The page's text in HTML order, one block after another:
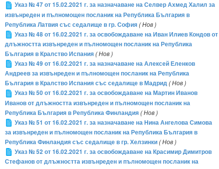
Указ № 47 от 15.02.2021 г. за назначаване на Селвер Ахмед Халил за
извънреден и пълномощен посланик на Република България в
Република Латвия със седалище в гр. София( Нов )
Указ № 48 от 16.02.2021 г. за освобождаване на Иван Илиев Кондов от
длъжността извънреден и пълномощен посланик на Република
България в Кралство Испания( Нов )
Указ № 49 от 16.02.2021 г. за назначаване на Алексей Еленков
Андреев за извънреден и пълномощен посланик на Република
България в Кралство Испания със седалище в Мадрид( Нов )
Указ № 50 от 16.02.2021 г. за освобождаване на Мартин Иванов
Иванов от длъжността извънреден и пълномощен посланик на
Република България в Република Финландия( Нов )
Указ № 51 от 16.02.2021 г. за назначаване на Нина Ангелова Симова
за извънреден и пълномощен посланик на Република България в
Република Финландия със седалище в гр. Хелзинки( Нов )
Указ № 52 от 16.02.2021 г. за освобождаване на Красимир Димитров
Стефанов от длъжността извънреден и пълномощен посланик на